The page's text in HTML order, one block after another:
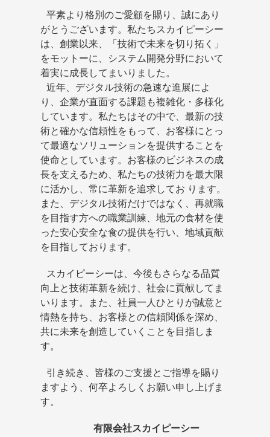
平素より格別のご愛顧を賜り、誠にあり
がとうございます。私たちスカイピーシー
は、創業以来、「技術で未来を切り拓く」
をモットーに、システム開発分野において
着実に成長してまいりました。
近年、デジタル技術の急速な進展によ
り、企業が直面する課題も複雑化・多様化
しています。私たちはその中で、最新の技
術と確かな信頼性をもって、お客様にとっ
て最適なソリューションを提供することを
使命としています。お客様のビジネスの成
長を支えるため、私たちの技術力を最大限
に活かし、常に革新を追求してお ります。
また、デジタル技術だけではなく、再就職
を目指す方への職業訓練、地元の食材を使
った安心安全な食の提供を行い、地域貢献
を目指しております。
スカイピーシーは、今後もさらなる品質
向上と技術革新を続け、社会に貢献してま
いります。また、社員一人ひとりが誠意と
情熱を持ち、お客様との信頼関係を深め、
共に未来を創造していくことを目指しま
す。
引き続き、皆様のご支援とご指導を賜り
ますよう、何卒よろしくお願い申し上げま
す。
有限会社スカイピーシー